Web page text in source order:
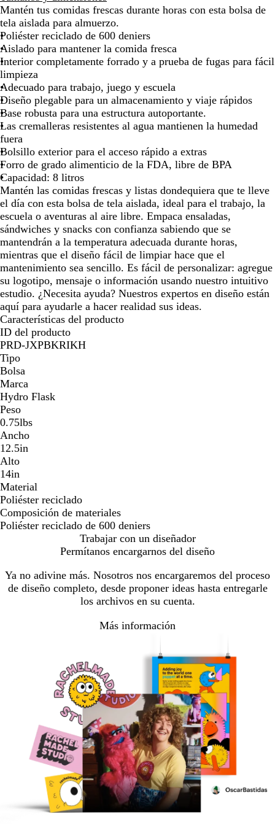
las
flechas
para
arrastrar
las
flechas
para
arrastrar
las
flechas
para
arrastrar
las
arrastrar
las
las
g
r
o
i
l
l
i
u
m
Mantén tus comidas frescas durante horas con esta bolsa de
tela aislada para almuerzo.
Poliéster reciclado de 600 deniers
Aislado para mantener la comida fresca
Interior completamente forrado y a prueba de fugas para fácil
limpieza
Adecuado para trabajo, juego y escuela
Diseño plegable para un almacenamiento y viaje rápidos
Base robusta para una estructura autoportante.
Las cremalleras resistentes al agua mantienen la humedad
fuera
Bolsillo exterior para el acceso rápido a extras
Forro de grado alimenticio de la FDA, libre de BPA
Capacidad: 8 litros
Mantén las comidas frescas y listas dondequiera que te lleve
el día con esta bolsa de tela aislada, ideal para el trabajo, la
escuela o aventuras al aire libre. Empaca ensaladas,
sándwiches y snacks con confianza sabiendo que se
mantendrán a la temperatura adecuada durante horas,
mientras que el diseño fácil de limpiar hace que el
mantenimiento sea sencillo. Es fácil de personalizar: agregue
su logotipo, mensaje o información usando nuestro intuitivo
estudio. ¿Necesita ayuda? Nuestros expertos en diseño están
aquí para ayudarle a hacer realidad sus ideas.
Características del producto
ID del producto
PRD-JXPBKRIKH
Tipo
Bolsa
Marca
Hydro Flask
Peso
0.75lbs
Ancho
12.5in
Alto
14in
Material
Poliéster reciclado
Composición de materiales
Poliéster reciclado de 600 deniers
Trabajar con un diseñador
Permítanos encargarnos del diseño
Ya no adivine más. Nosotros nos encargaremos del proceso
de diseño completo, desde proponer ideas hasta entregarle
los archivos en su cuenta.
Más información